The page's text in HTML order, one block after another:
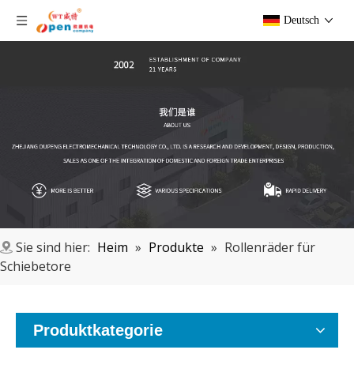
Deutsch
Sie sind hier: Heim » Produkte » Rollenräder für
Schiebetore
Produktkategorie